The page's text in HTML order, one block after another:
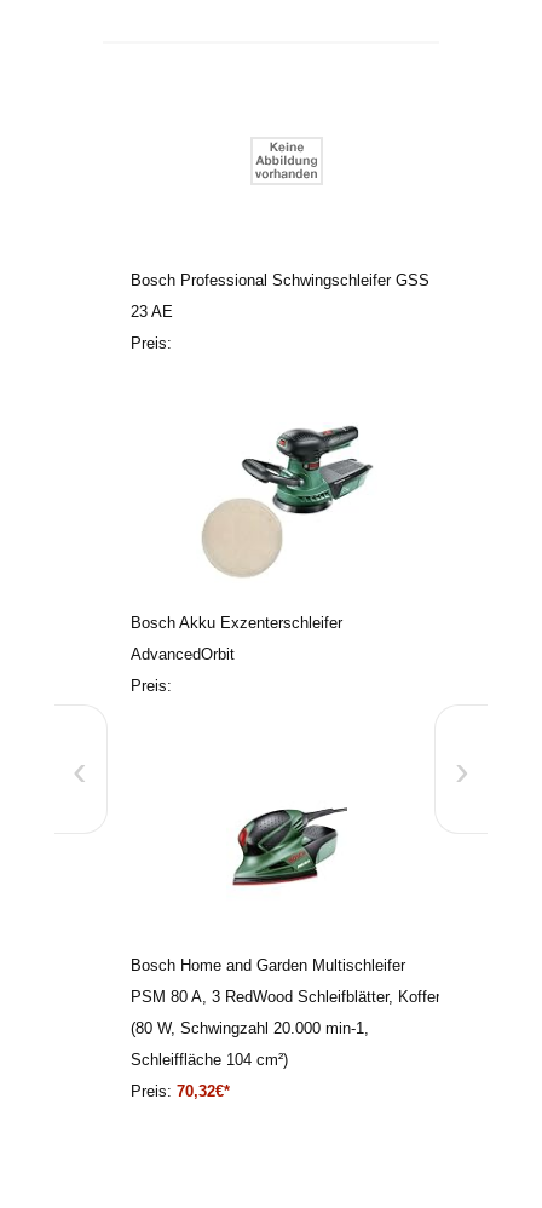
Bosch Professional Schwingschleifer GSS
23 AE
Preis:
Bosch Akku Exzenterschleifer
AdvancedOrbit
Preis:
Bosch Home and Garden Multischleifer
PSM 80 A, 3 RedWood Schleifblätter, Koffer
(80 W, Schwingzahl 20.000 min-1,
Schleiffläche 104 cm²)
Preis: 70,32€*
‹ ›